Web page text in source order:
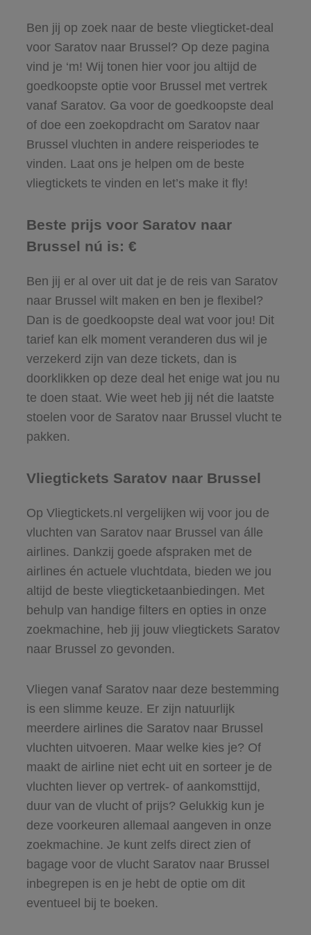
Ben jij op zoek naar de beste vliegticket-deal
voor Saratov naar Brussel? Op deze pagina
vind je ‘m! Wij tonen hier voor jou altijd de
goedkoopste optie voor Brussel met vertrek
vanaf Saratov. Ga voor de goedkoopste deal
of doe een zoekopdracht om Saratov naar
Brussel vluchten in andere reisperiodes te
vinden. Laat ons je helpen om de beste
vliegtickets te vinden en let’s make it fly!
Beste prijs voor Saratov naar
Brussel nú is: €
Ben jij er al over uit dat je de reis van Saratov
naar Brussel wilt maken en ben je flexibel?
Dan is de goedkoopste deal wat voor jou! Dit
tarief kan elk moment veranderen dus wil je
verzekerd zijn van deze tickets, dan is
doorklikken op deze deal het enige wat jou nu
te doen staat. Wie weet heb jij nét die laatste
stoelen voor de Saratov naar Brussel vlucht te
pakken.
Vliegtickets Saratov naar Brussel
Op Vliegtickets.nl vergelijken wij voor jou de
vluchten van Saratov naar Brussel van álle
airlines. Dankzij goede afspraken met de
airlines én actuele vluchtdata, bieden we jou
altijd de beste vliegticketaanbiedingen. Met
behulp van handige filters en opties in onze
zoekmachine, heb jij jouw vliegtickets Saratov
naar Brussel zo gevonden.
Vliegen vanaf Saratov naar deze bestemming
is een slimme keuze. Er zijn natuurlijk
meerdere airlines die Saratov naar Brussel
vluchten uitvoeren. Maar welke kies je? Of
maakt de airline niet echt uit en sorteer je de
vluchten liever op vertrek- of aankomsttijd,
duur van de vlucht of prijs? Gelukkig kun je
deze voorkeuren allemaal aangeven in onze
zoekmachine. Je kunt zelfs direct zien of
bagage voor de vlucht Saratov naar Brussel
inbegrepen is en je hebt de optie om dit
eventueel bij te boeken.